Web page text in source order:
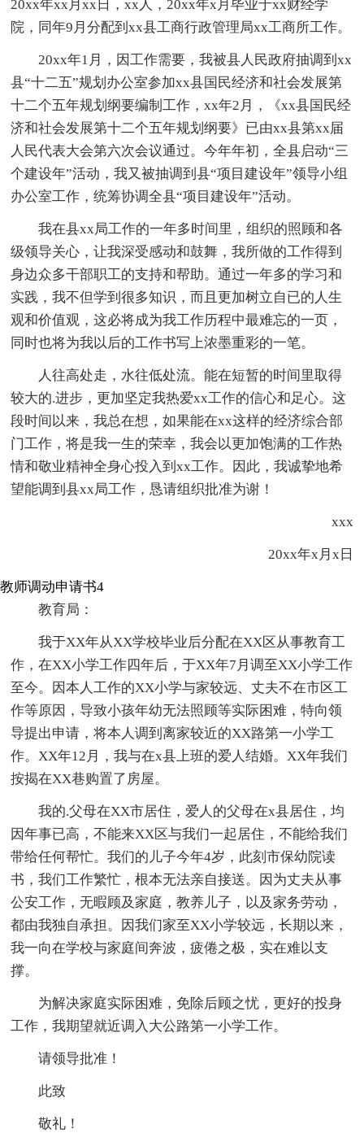
20xx年xx月xx日，xx人，20xx年x月毕业于xx财经学
院，同年9月分配到xx县工商行政管理局xx工商所工作。
20xx年1月，因工作需要，我被县人民政府抽调到xx
县“十二五”规划办公室参加xx县国民经济和社会发展第
十二个五年规划纲要编制工作，xx年2月，《xx县国民经
济和社会发展第十二个五年规划纲要》已由xx县第xx届
人民代表大会第六次会议通过。今年年初，全县启动“三
个建设年”活动，我又被抽调到县“项目建设年”领导小组
办公室工作，统筹协调全县“项目建设年”活动。
我在县xx局工作的一年多时间里，组织的照顾和各
级领导关心，让我深受感动和鼓舞，我所做的工作得到
身边众多干部职工的支持和帮助。通过一年多的学习和
实践，我不但学到很多知识，而且更加树立自已的人生
观和价值观，这必将成为我工作历程中最难忘的一页，
同时也将为我以后的工作书写上浓墨重彩的一笔。
人往高处走，水往低处流。能在短暂的时间里取得
较大的.进步，更加坚定我热爱xx工作的信心和足心。这
段时间以来，我总在想，如果能在xx这样的经济综合部
门工作，将是我一生的荣幸，我会以更加饱满的工作热
情和敬业精神全身心投入到xx工作。因此，我诚挚地希
望能调到县xx局工作，恳请组织批准为谢！
xxx
20xx年x月x日
教师调动申请书4
教育局：
我于XX年从XX学校毕业后分配在XX区从事教育工
作，在XX小学工作四年后，于XX年7月调至XX小学工作
至今。因本人工作的XX小学与家较远、丈夫不在市区工
作等原因，导致小孩年幼无法照顾等实际困难，特向领
导提出申请，将本人调到离家较近的XX路第一小学工
作。XX年12月，我与在x县上班的爱人结婚。XX年我们
按揭在XX巷购置了房屋。
我的.父母在XX市居住，爱人的父母在x县居住，均
因年事已高，不能来XX区与我们一起居住，不能给我们
带给任何帮忙。我们的儿子今年4岁，此刻市保幼院读
书，我们工作繁忙，根本无法亲自接送。因为丈夫从事
公安工作，无暇顾及家庭，教养儿子，以及家务劳动，
都由我独自承担。因我们家至XX小学较远，长期以来，
我一向在学校与家庭间奔波，疲倦之极，实在难以支
撑。
为解决家庭实际困难，免除后顾之忧，更好的投身
工作，我期望就近调入大公路第一小学工作。
请领导批准！
此致
敬礼！